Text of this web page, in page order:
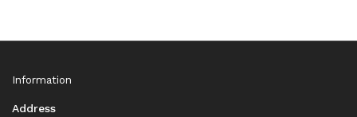
Information
Address